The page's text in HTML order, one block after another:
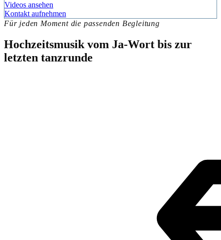
Videos ansehen
Kontakt aufnehmen
Für jeden Moment die passenden Begleitung
Hochzeitsmusik vom Ja-Wort bis zur
letzten tanzrunde